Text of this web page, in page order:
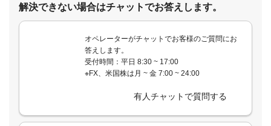
解決できない場合はチャットでお答えします。
オペレーターがチャットでお客様のご質問にお
答えします。
受付時間：平日 8:30 ~ 17:00
※FX、米国株は月 ~ 金 7:00 ~ 24:00
有人チャットで質問する